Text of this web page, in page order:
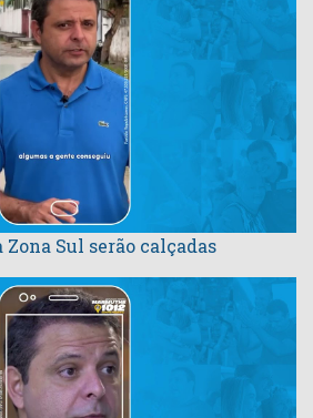
Zona Sul serão calçadas